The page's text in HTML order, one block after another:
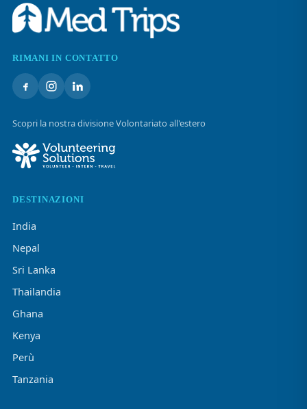
RIMANI IN CONTATTO
Scopri la nostra divisione Volontariato all'estero
DESTINAZIONI
India
Nepal
Sri Lanka
Thailandia
Ghana
Kenya
Perù
Tanzania